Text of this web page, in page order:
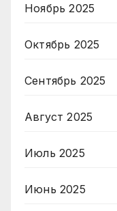
Ноябрь 2025
Октябрь 2025
Сентябрь 2025
Август 2025
Июль 2025
Июнь 2025